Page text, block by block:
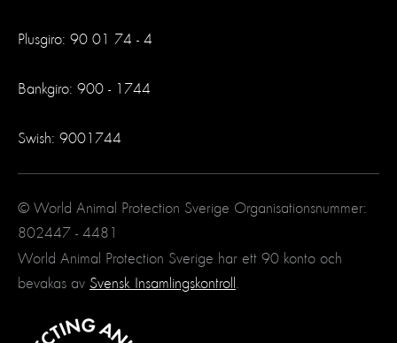
Plusgiro: 90 01 74 - 4
Bankgiro: 900 - 1744
Swish: 9001744
© World Animal Protection Sverige Organisationsnummer:
802447 - 4481
World Animal Protection Sverige har ett 90 konto och
bevakas av Svensk Insamlingskontroll